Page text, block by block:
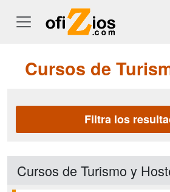
Cursos de
Filtra los
Cursos de Turismo y